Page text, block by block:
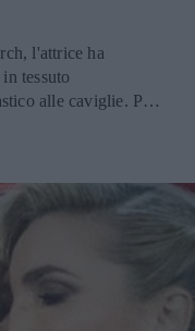
l'attrice ha
tessuto
alle caviglie. Per